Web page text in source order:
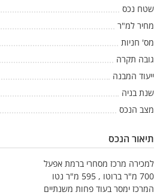
שטח נכס
מחיר למ"ר
מס' חניות
גובה תקרה
ייעוד המבנה
שנת בניה
מצב הנכס
תיאור הנכס
למכירה מרכז מסחרי ברמת אפעל
700 מ"ר ברוטו , 595 מ"ר נטו
המרכז ימסר בעוד פחות משנתיים